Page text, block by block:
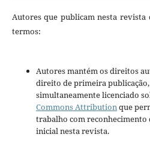
Autores que publicam nesta revista
termos:
Autores mantém os direitos
direito de primeira
simultaneamente licenciado
Commons Attribution que
trabalho com reconhecimento
inicial nesta revista.